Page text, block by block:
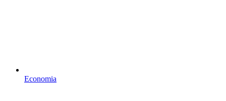
Economia